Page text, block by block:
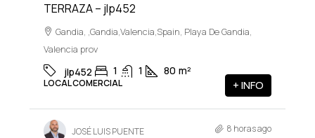
TERRAZA – jlp452
Gandia, ,Gandia,Valencia,Spain, Playa De Gandia,
Valencia prov
jlp452 1 1 80 m²
LOCAL COMERCIAL + INFO
JOSÉ LUIS PUENTE 8 horas ago